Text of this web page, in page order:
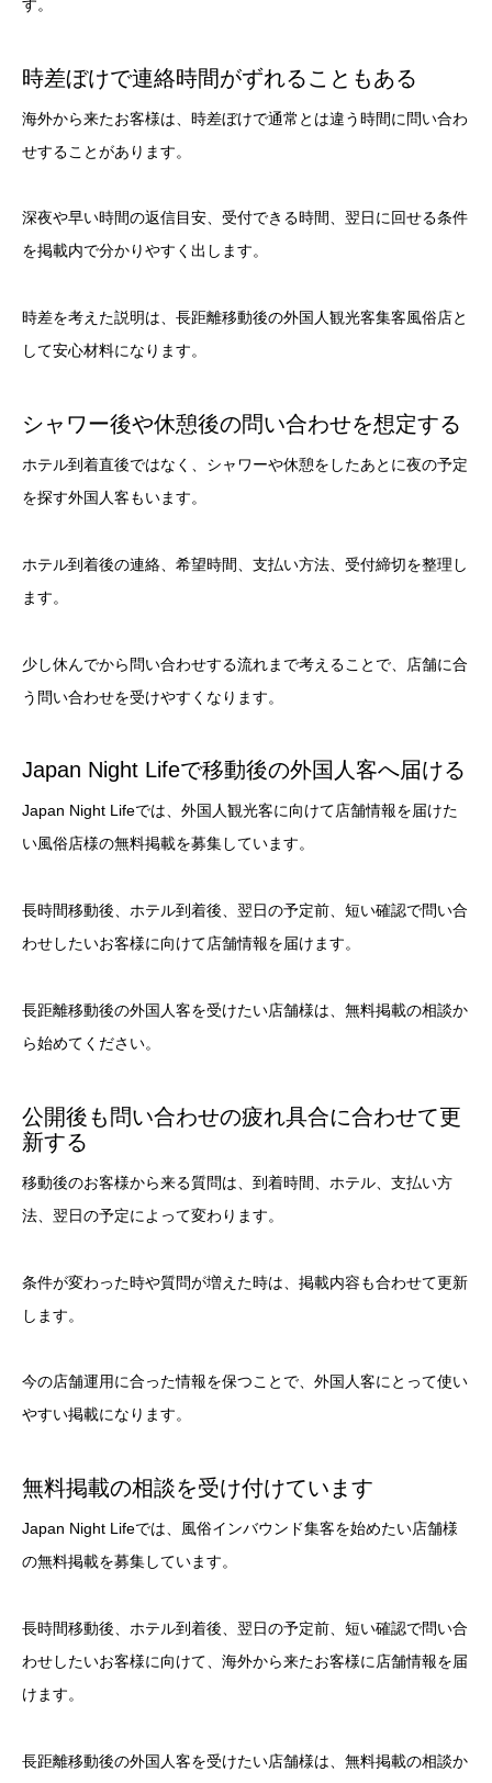
す。
時差ぼけで連絡時間がずれることもある
海外から来たお客様は、時差ぼけで通常とは違う時間に問い合わ
せすることがあります。
深夜や早い時間の返信目安、受付できる時間、翌日に回せる条件
を掲載内で分かりやすく出します。
時差を考えた説明は、長距離移動後の外国人観光客集客風俗店と
して安心材料になります。
シャワー後や休憩後の問い合わせを想定する
ホテル到着直後ではなく、シャワーや休憩をしたあとに夜の予定
を探す外国人客もいます。
ホテル到着後の連絡、希望時間、支払い方法、受付締切を整理し
ます。
少し休んでから問い合わせする流れまで考えることで、店舗に合
う問い合わせを受けやすくなります。
Japan Night Lifeで移動後の外国人客へ届ける
Japan Night Lifeでは、外国人観光客に向けて店舗情報を届けた
い風俗店様の無料掲載を募集しています。
長時間移動後、ホテル到着後、翌日の予定前、短い確認で問い合
わせしたいお客様に向けて店舗情報を届けます。
長距離移動後の外国人客を受けたい店舗様は、無料掲載の相談か
ら始めてください。
公開後も問い合わせの疲れ具合に合わせて更
新する
移動後のお客様から来る質問は、到着時間、ホテル、支払い方
法、翌日の予定によって変わります。
条件が変わった時や質問が増えた時は、掲載内容も合わせて更新
します。
今の店舗運用に合った情報を保つことで、外国人客にとって使い
やすい掲載になります。
無料掲載の相談を受け付けています
Japan Night Lifeでは、風俗インバウンド集客を始めたい店舗様
の無料掲載を募集しています。
長時間移動後、ホテル到着後、翌日の予定前、短い確認で問い合
わせしたいお客様に向けて、海外から来たお客様に店舗情報を届
けます。
長距離移動後の外国人客を受けたい店舗様は、無料掲載の相談か